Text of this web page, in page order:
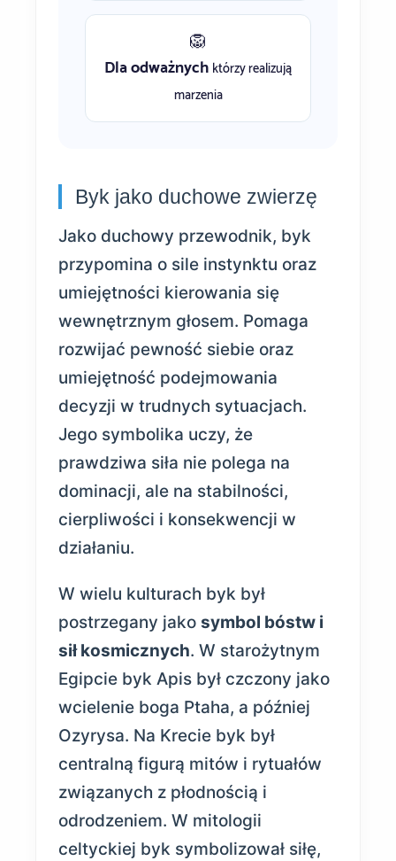
🦁
Dla odważnych którzy realizują
marzenia
Byk jako duchowe zwierzę
Jako duchowy przewodnik, byk
przypomina o sile instynktu oraz
umiejętności kierowania się
wewnętrznym głosem. Pomaga
rozwijać pewność siebie oraz
umiejętność podejmowania
decyzji w trudnych sytuacjach.
Jego symbolika uczy, że
prawdziwa siła nie polega na
dominacji, ale na stabilności,
cierpliwości i konsekwencji w
działaniu.
W wielu kulturach byk był
postrzegany jako symbol bóstw i
sił kosmicznych. W starożytnym
Egipcie byk Apis był czczony jako
wcielenie boga Ptaha, a później
Ozyrysa. Na Krecie byk był
centralną figurą mitów i rytuałów
związanych z płodnością i
odrodzeniem. W mitologii
celtyckiej byk symbolizował siłę,